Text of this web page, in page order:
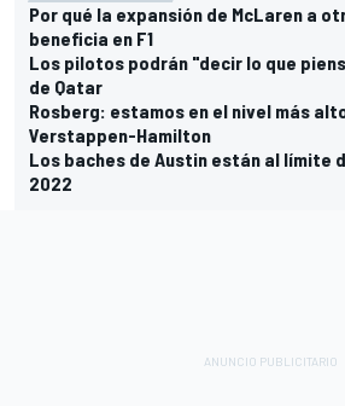
Por qué la expansión de McLaren a
beneficia en F1
Los pilotos podrán "decir lo que
de Qatar
Rosberg: estamos en el nivel más
Verstappen-Hamilton
Los baches de Austin están al límite
2022